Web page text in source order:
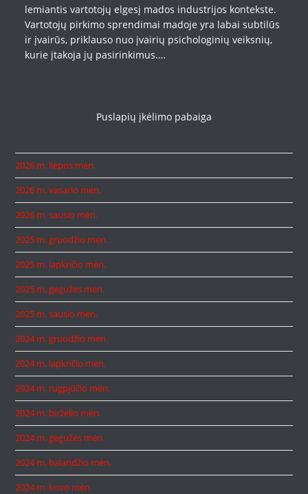
lemiantis vartotojų elgesį mados industrijos kontekste.
Vartotojų pirkimo sprendimai madoje yra labai subtilūs
ir įvairūs, priklauso nuo įvairių psichologinių veiksnių,
kurie įtakoja jų pasirinkimus.…
Puslapių įkėlimo pabaiga
2026 m. liepos mėn.
2026 m. vasario mėn.
2026 m. sausio mėn.
2025 m. gruodžio mėn.
2025 m. lapkričio mėn.
2025 m. gegužės mėn.
2025 m. sausio mėn.
2024 m. gruodžio mėn.
2024 m. lapkričio mėn.
2024 m. rugpjūčio mėn.
2024 m. birželio mėn.
2024 m. gegužės mėn.
2024 m. balandžio mėn.
2024 m. kovo mėn.